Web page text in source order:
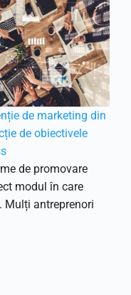
de marketing din
de obiectivele
de promovare
modul în care
Mulți antreprenori